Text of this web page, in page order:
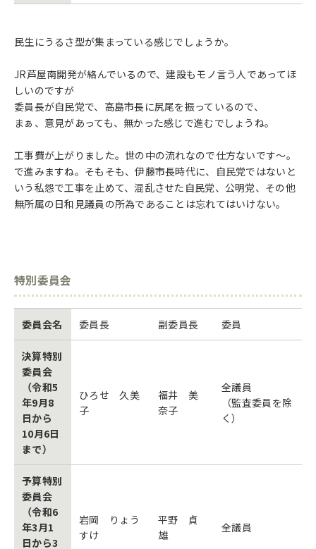
民生にうるさ型が集まっている感じでしょうか。
JR芦屋南開発が絡んでいるので、建設もモノ言う人であってほ
しいのですが
委員長が自民党で、高島市長に尻尾を振っているので、
まぁ、意見があっても、無かった感じで進むでしょうね。
工事費が上がりました。世の中の流れなので仕方ないです～。
で進みますね。そもそも、伊藤市長時代に、自民党ではないと
いう私怨で工事を止めて、混乱させた自民党、公明党、その他
無所属の日和見議員の所為であることは忘れてはいけない。
特別委員会
委員会名 委員長 副委員長 委員
決算特別
委員会
（令和5
年9月8
日から
10月6日
まで）
ひろせ 久美
子
福井 美
奈子
全議員
（監査委員を除
く）
予算特別
委員会
（令和6
年3月1
日から3
岩岡 りょう
すけ
平野 貞
雄
全議員